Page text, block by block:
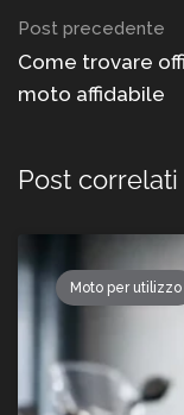
del
post
Post precedente
Come trovare
moto affidabile
Post correlati
Moto per utilizzo